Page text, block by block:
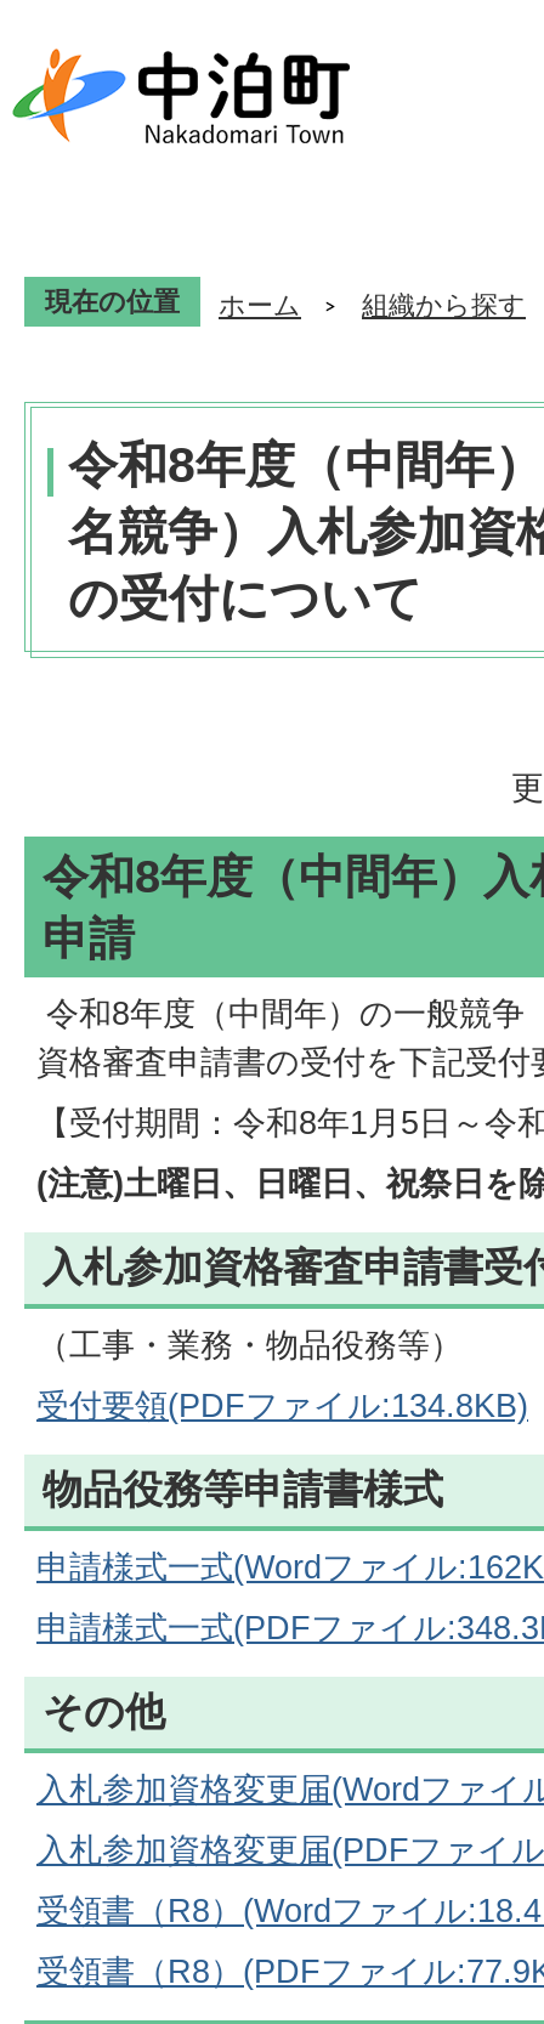
現在の位置 ホーム 組織から探す
令和8年度（中間年
名競争）入札参加資
の受付について
令和8年度（中間年）
申請
令和8年度（中間年）の一般競争
資格審査申請書の受付を下記受
【受付期間：令和8年1月5日～令
(注意)土曜日、日曜日、祝祭日を
入札参加資格審査申請書受
（工事・業務・物品役務等）
受付要領(PDFファイル:134.8KB)
物品役務等申請書様式
申請様式一式(Wordファイル
申請様式一式(PDFファイル
その他
入札参加資格変更届(Wordファイ
入札参加資格変更届(PDFファイ
受領書（R8）(Wordファイル
受領書（R8）(PDFファイル